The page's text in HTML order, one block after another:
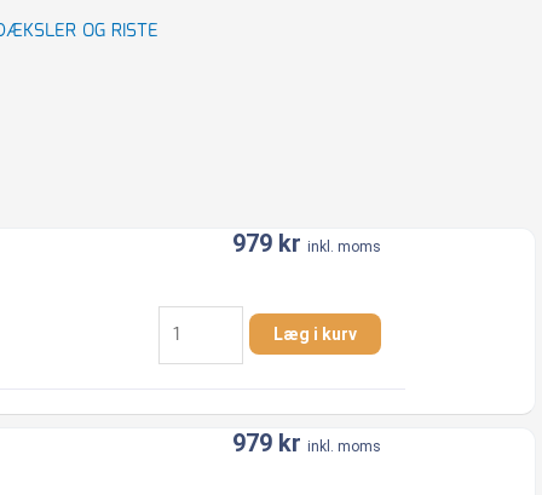
OG RISTE
979 kr inkl. moms
og
Læg i kurv
979 kr inkl. moms